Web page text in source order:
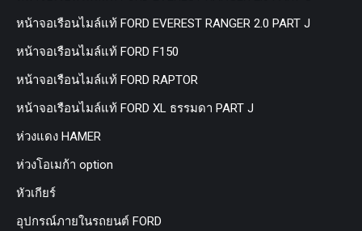
หน้าจอเรือนไมล์แท้ FORD EVEREST RANGER 2.0 PART J
หน้าจอเรือนไมล์แท้ FORD F150
หน้าจอเรือนไมล์แท้ FORD RAPTOR
หน้าจอเรือนไมล์แท้ FORD XL ธรรมดา PART J
ห่วงแดง HAMER
ห่วงโอเมก้า option
หัวเกียร์
อุปกรณ์ภายในรถยนต์ FORD